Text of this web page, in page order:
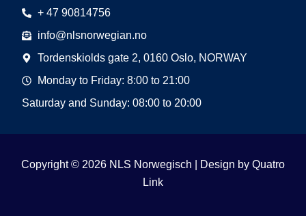
+ 47 90814756
info@nlsnorwegian.no
Tordenskiolds gate 2, 0160 Oslo, NORWAY
Monday to Friday: 8:00 to 21:00
Saturday and Sunday: 08:00 to 20:00
Copyright © 2026 NLS Norwegisch | Design by Quatro
Link